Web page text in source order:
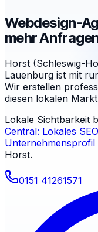
Webdesign-
mehr
Horst (Schleswig-
Lauenburg ist mit
Wir erstellen
diesen lokalen
Lokale Sichtbarkeit
Central: Lokales SEO
Unternehmensprofil
Horst.
0151 41261571